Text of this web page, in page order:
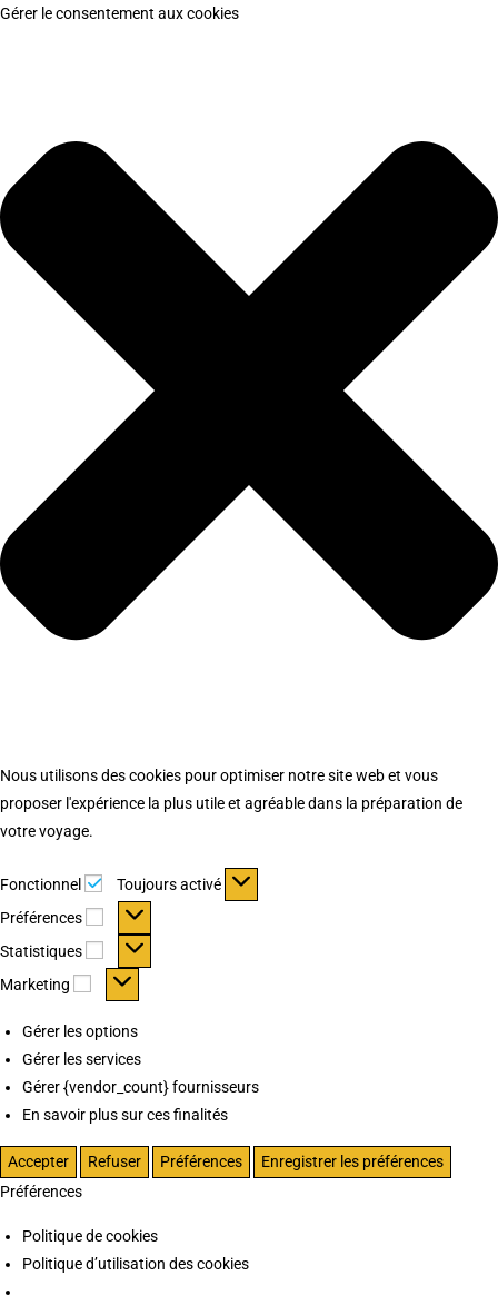
Gérer le consentement aux cookies
Nous utilisons des cookies pour optimiser notre site web et vous
proposer l'expérience la plus utile et agréable dans la préparation de
votre voyage.
Fonctionnel Fonctionnel
Toujours activé
Préférences
Préférences
Statistiques Statistiques
Marketing Marketing
Gérer les options
Gérer les services
Gérer {vendor_count} fournisseurs
En savoir plus sur ces finalités
Accepter Refuser Préférences
Enregistrer les préférences
Préférences
Politique de cookies
Politique d’utilisation des cookies